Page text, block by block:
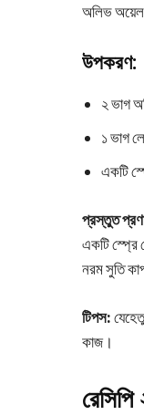
অলিভ অয়েল
উপকরণ:
২ ভাগ
১ ভাগ
একটি
প্রস্তুত
একটি স্প্রে
নরম সুতি
টিপস:
কাজ।